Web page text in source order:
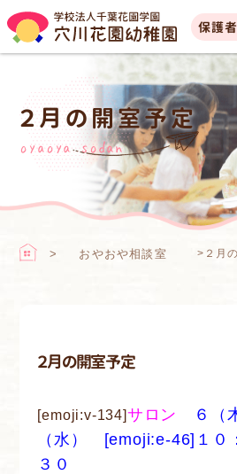
保護
２月の開室予定
oyaoya sodan
おやおや相談室 > ２月
２月の開室予定
[emoji:v-134]サロン
６（
（水） [emoji:e-46]１０
３０